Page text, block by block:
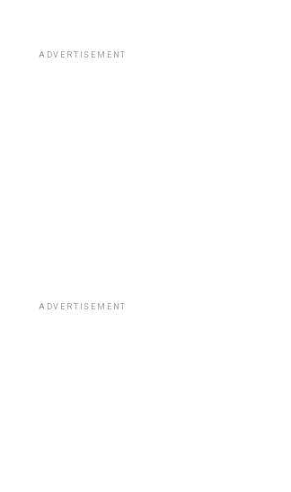
ADVERTISEMENT
ADVERTISEMENT